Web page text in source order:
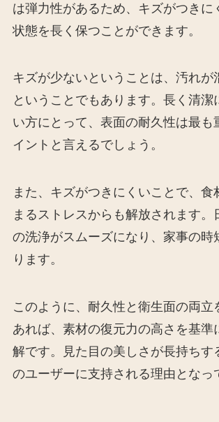
は弾力性があるため、キズがつきに
状態を長く保つことができます。
キズが少ないということは、汚れが
ということでもあります。長く清潔
い方にとって、表面の耐久性は最も
イントと言えるでしょう。
また、キズがつきにくいことで、食
まるストレスからも解放されます。
の洗浄がスムーズになり、家事の時
ります。
このように、耐久性と衛生面の両立
あれば、素材の復元力の高さを基準
解です。見た目の美しさが長持ちす
のユーザーに支持される理由となっ